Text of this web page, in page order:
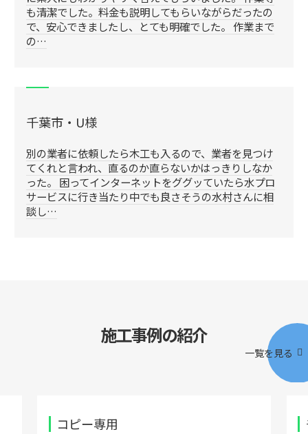
も清潔でした。料金も説明してもらいながらだったの
で、安心できましたし、とても明確でした。 作業まで
の…
千葉市・U様
別の業者に依頼したら木工も入るので、業者を見つけ
てくれと言われ、直るのか直らないかはっきりしなか
った。 困ってインターネットをググッていたら水プロ
サービスに行き当たり中でも良さそうの水村さんに相
談し…
施工事例の紹介
一覧を見る
コピー専用